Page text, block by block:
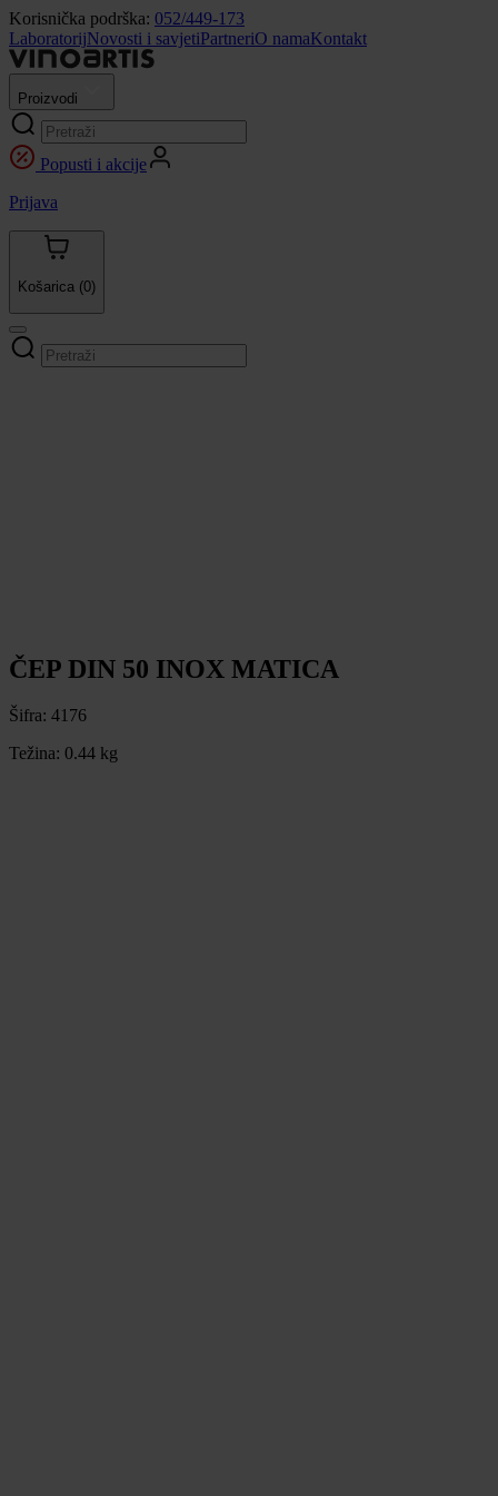
Korisnička podrška: 052/449-173
LaboratorijNovosti i savjetiPartneriO namaKontakt
Proizvodi
Popusti i akcije
Prijava
Košarica (0)
ČEP DIN 50 INOX MATICA
Šifra: 4176
Težina: 0.44 kg